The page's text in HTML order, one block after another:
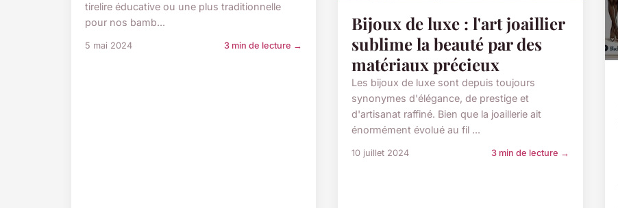
tirelire éducative ou une plus traditionnelle
pour nos bamb...
5 mai 2024 3 min de lecture →
Bijoux de luxe : l'art joaillier
sublime la beauté par des
matériaux précieux
Les bijoux de luxe sont depuis toujours
synonymes d'élégance, de prestige et
d'artisanat raffiné. Bien que la joaillerie ait
énormément évolué au fil ...
10 juillet 2024 3 min de lecture →